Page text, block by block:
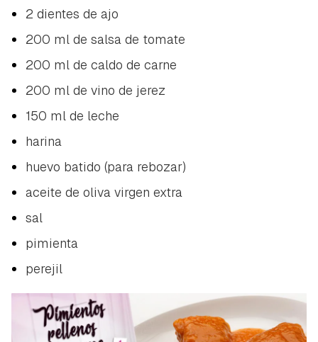
2 dientes de ajo
200 ml de salsa de tomate
200 ml de caldo de carne
200 ml de vino de jerez
150 ml de leche
harina
huevo batido (para rebozar)
aceite de oliva virgen extra
sal
pimienta
perejil